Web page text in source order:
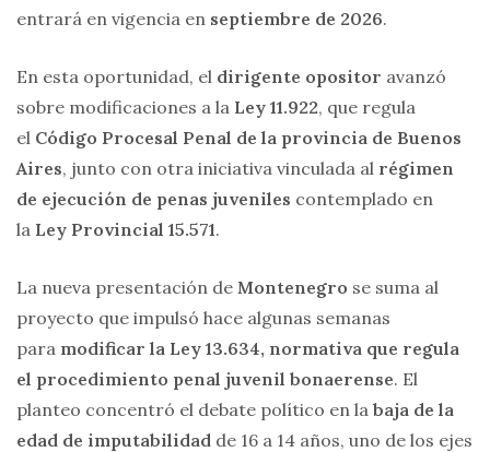
entrará en vigencia en septiembre de 2026.
En esta oportunidad, el dirigente opositor avanzó
sobre modificaciones a la Ley 11.922, que regula
el Código Procesal Penal de la provincia de Buenos
Aires, junto con otra iniciativa vinculada al régimen
de ejecución de penas juveniles contemplado en
la Ley Provincial 15.571.
La nueva presentación de Montenegro se suma al
proyecto que impulsó hace algunas semanas
para modificar la Ley 13.634, normativa que regula
el procedimiento penal juvenil bonaerense. El
planteo concentró el debate político en la baja de la
edad de imputabilidad de 16 a 14 años, uno de los ejes